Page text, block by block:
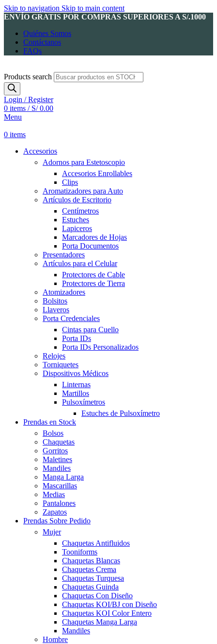
Skip to navigation Skip to main content
ENVÍO GRATIS POR COMPRAS SUPERIORES A S/.1000
Quiénes Somos
Contáctanos
FAQs
Products search
Login / Register
0 items / S/0.00
Menu
0 items
Accesorios
Adornos para Estetoscopio
Accesorios Enrollables
Clips
Aromatizadores para Auto
Artículos de Escritorio
Centímetros
Estuches
Lapiceros
Marcadores de Hojas
Porta Documentos
Presentadores
Artículos para el Celular
Protectores de Cable
Protectores de Tierra
Atomizadores
Bolsitos
Llaveros
Porta Credenciales
Cintas para Cuello
Porta IDs
Porta IDs Personalizados
Relojes
Torniquetes
Dispositivos Médicos
Linternas
Martillos
Pulsoxímetros
Estuches de Pulsoxímetro
Prendas en Stock
Bolsos
Chaquetas
Gorritos
Maletines
Mandiles
Manga Larga
Mascarillas
Medias
Pantalones
Zapatos
Prendas Sobre Pedido
Mujer
Chaquetas Antifluidos
Tooniforms
Chaquetas Blancas
Chaquetas Crema
Chaquetas Turquesa
Chaquetas Guinda
Chaquetas Con Diseño
Chaquetas KOI/BJ con Diseño
Chaquetas KOI Color Entero
Chaquetas Manga Larga
Mandiles
Hombre